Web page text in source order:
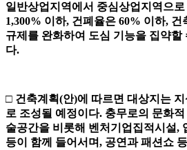
일반상업지역에서 중심상업지역으
1,300% 이하, 건폐율은 60% 이하, 건
규제를 완화하여 도심 기능을 집약할
다.
□ 건축계획(안)에 따르면 대상지는
로 조성될 예정이다. 충무로의 문화
술공간을 비롯해 벤처기업집적시설,
등이 함께 들어서며, 공연과 패션쇼